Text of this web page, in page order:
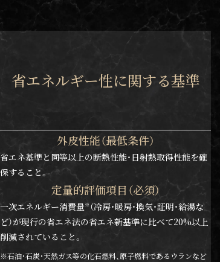
省エネルギー性に関する基準
外皮性能（最低条件）
省エネ基準と同等以上の断熱性能・日射熱取得性能を確
保すること。
定量的評価項目（必須）
一次エネルギー消費量※ （冷房・暖房・換気・証明・給湯な
ど）が現行の省エネ法の省エネ新基準に比べて20%以上
削減されていること。
※石油・石炭・天然ガス等の化石燃料、原子燃料であるウランなど